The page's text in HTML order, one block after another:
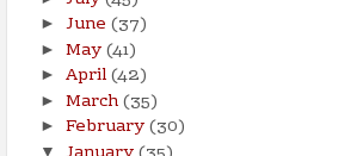
► June (37)
► May(41)
► April(42)
► March(35)
► February(30)
▼